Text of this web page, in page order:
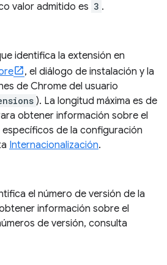
valor admitido es 3 .
identifica la extensión en
, el diálogo de instalación y la
de Chrome del usuario
). La longitud máxima es de
obtener información sobre el
de la configuración
Internacionalización.
el número de versión de la
información sobre el
de versión, consulta